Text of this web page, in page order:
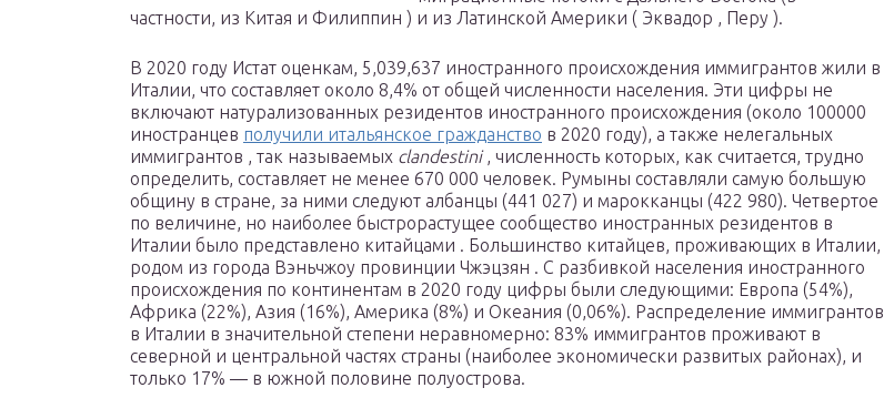
частности, из Китая и Филиппин ) и из Латинской Америки ( Эквадор , Перу ).
В 2020 году Истат оценкам, 5,039,637 иностранного происхождения иммигрантов жили в
Италии, что составляет около 8,4% от общей численности населения. Эти цифры не
включают натурализованных резидентов иностранного происхождения (около 100000
иностранцев получили итальянское гражданство в 2020 году), а также нелегальных
иммигрантов , так называемых clandestini, численность которых, как считается, трудно
определить, составляет не менее 670 000 человек. Румыны составляли самую большую
общину в стране, за ними следуют албанцы (441 027) и марокканцы (422 980). Четвертое
по величине, но наиболее быстрорастущее сообщество иностранных резидентов в
Италии было представлено китайцами . Большинство китайцев, проживающих в Италии,
родом из города Вэньчжоу провинции Чжэцзян . С разбивкой населения иностранного
происхождения по континентам в 2020 году цифры были следующими: Европа (54%),
Африка (22%), Азия (16%), Америка (8%) и Океания (0,06%). Распределение иммигрантов
в Италии в значительной степени неравномерно: 83% иммигрантов проживают в
северной и центральной частях страны (наиболее экономически развитых районах), и
только 17% — в южной половине полуострова.